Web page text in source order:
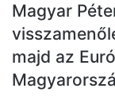
Magyar
majd az